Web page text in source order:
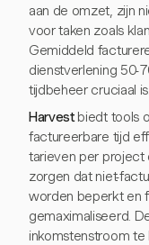
aan de omzet, zijn
voor taken zoals
Gemiddeld
dienstverlening 50-
tijdbeheer cruciaal is.
Harvestbiedt tools
factureerbare tijd
tarieven per project
zorgen dat niet-
worden beperkt en
gemaximaliseerd.
inkomstenstroom